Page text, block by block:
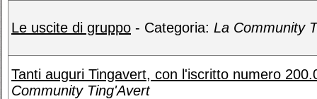
Le uscite di gruppo - Categoria: La Community
Tanti auguri Tingavert, con l'iscritto numero
Community Ting'Avert